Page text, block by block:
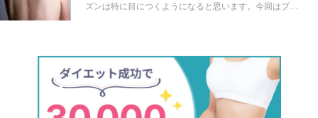
ズンは特に目につくようになると思います。今回はブラ